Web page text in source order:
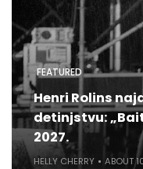
FEATURED
Henri Rolins
detinjstvu:
2027.
HELLY CHERRY ABOUT